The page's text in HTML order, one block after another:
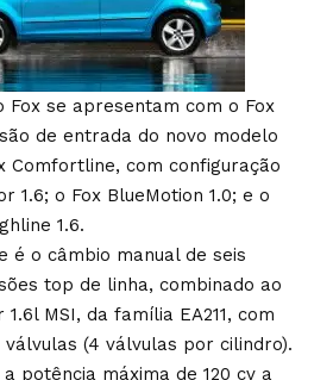
Fox se apresentam com o Fox
de entrada do novo modelo
Comfortline, com configuração
1.6; o Fox BlueMotion 1.0; e o
1.6.
é o câmbio manual de seis
top de linha, combinado ao
MSI, da família EA211, com
(4 válvulas por cilindro).
potência máxima de 120 cv a